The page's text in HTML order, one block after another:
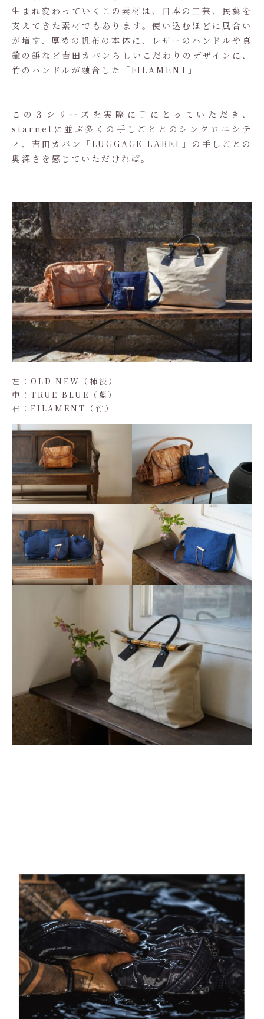
生まれ変わっていくこの素材は、日本の工芸、民藝を
支えてきた素材でもあります。使い込むほどに風合い
が増す、厚めの帆布の本体に、レザーのハンドルや真
鍮の鋲など吉田カバンらしいこだわりのデザインに、
竹のハンドルが融合した「FILAMENT」
この３シリーズを実際に手にとっていただき、
starnetに並ぶ多くの手しごととのシンクロニシテ
ィ、吉田カバン「LUGGAGE LABEL」の手しごとの
奥深さを感じていただければ。
左：OLD NEW（柿渋）
中：TRUE BLUE（藍）
右：FILAMENT（竹）